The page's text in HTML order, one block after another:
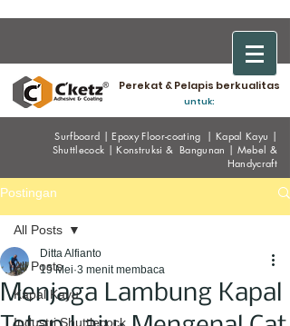
Perekat & Pelapis berkualitas
untuk:
Surfboard |EpoxyFloor-coating |Kapal Kayu |
Shuttlecock |Konstruksi & Bangunan | Mebel &
Handycraft
Postingan
All Posts
Kapal Kayu
Industri Shuttlecock
All Posts
Menjaga Lambung Kapal
Ditta Alfianto
19 Mei 3 menit membaca